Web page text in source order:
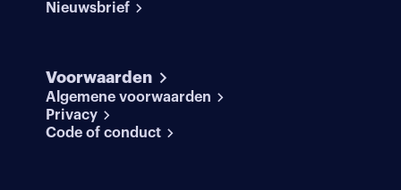
Nieuwsbrief
Voorwaarden
Algemene voorwaarden
Privacy
Code of conduct